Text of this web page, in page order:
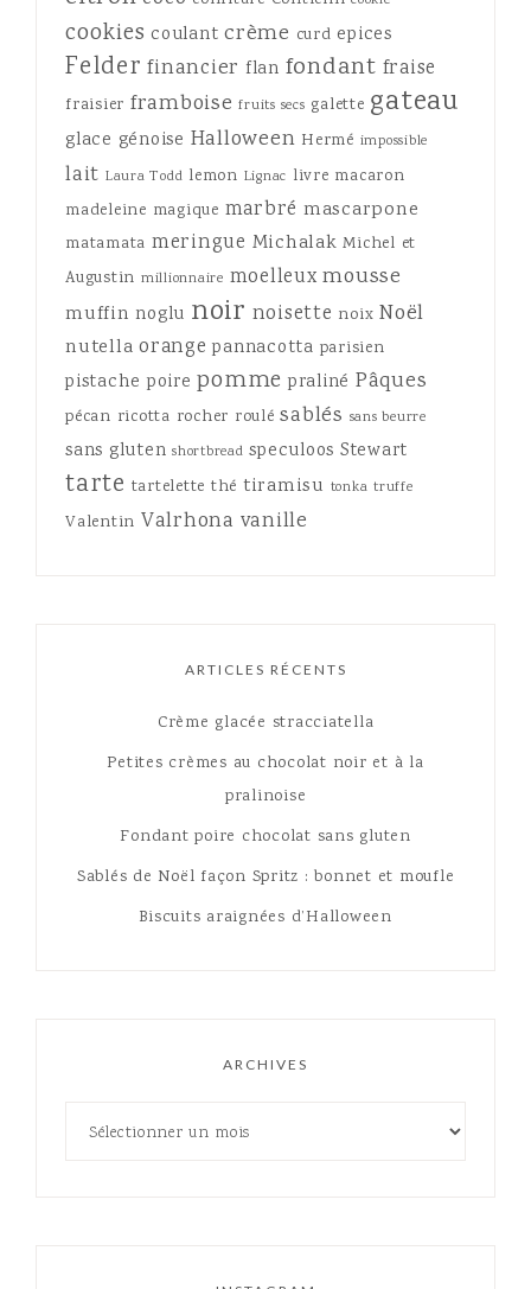
cookies coulant crème curd epices
Felder financier flan fondant fraise
fraisier framboise fruits secs galette gateau
glace génoise Halloween Hermé impossible
lait Laura Todd lemon Lignac livre macaron
madeleine magique marbré mascarpone
matamata meringue Michalak Michel et
Augustin millionnaire moelleux mousse
muffin noglu noir noisette noix Noël
nutella orange pannacotta parisien
pistache poire pomme praliné Pâques
pécan ricotta rocher roulé sablés sans beurre
sans gluten shortbread speculoos Stewart
tarte tartelette thé tiramisu tonka truffe
Valentin Valrhona vanille
ARTICLES RÉCENTS
Crème glacée stracciatella
Petites crèmes au chocolat noir et à la
pralinoise
Fondant poire chocolat sans gluten
Sablés de Noël façon Spritz : bonnet et moufle
Biscuits araignées d’Halloween
ARCHIVES